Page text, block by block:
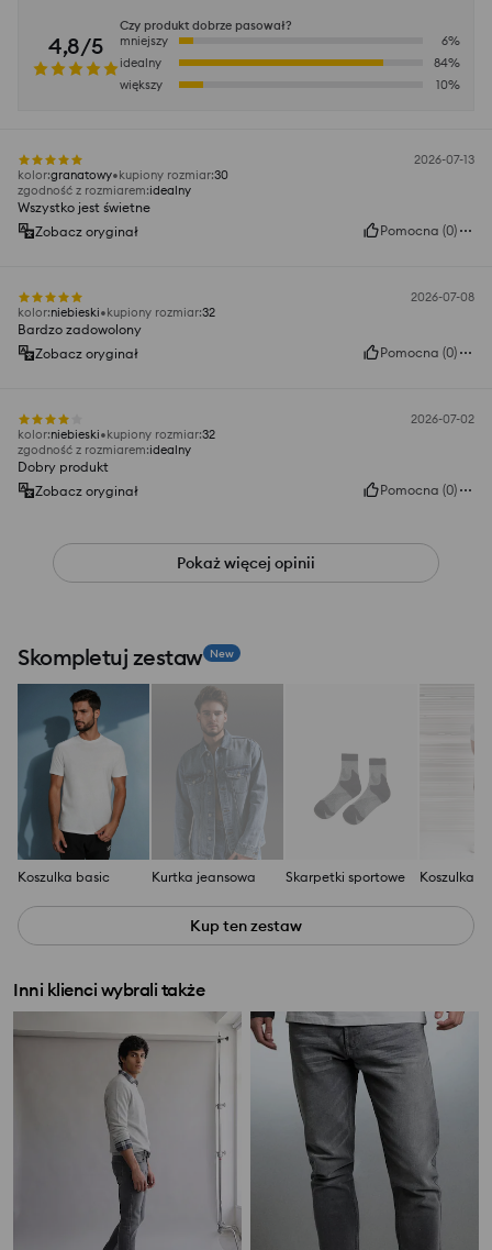
4,8/5
Czy produkt dobrze pasował?
mniejszy
6%
idealny
84%
większy
10%
2026-07-13
kolor:granatowy kupiony rozmiar:30
zgodność z rozmiarem:idealny
Wszystko jest świetne
Zobacz oryginał
Pomocna (0)
2026-07-08
kolor:niebieski kupiony rozmiar:32
Bardzo zadowolony
Zobacz oryginał
Pomocna (0)
2026-07-02
kolor:niebieski kupiony rozmiar:32
zgodność z rozmiarem:idealny
Dobry produkt
Zobacz oryginał
Pomocna (0)
Pokaż więcej opinii
Skompletuj zestaw New
Koszulka basic Kurtka jeansowa Skarpetki sportowe Koszulka
Kup ten zestaw
Inni klienci wybrali także